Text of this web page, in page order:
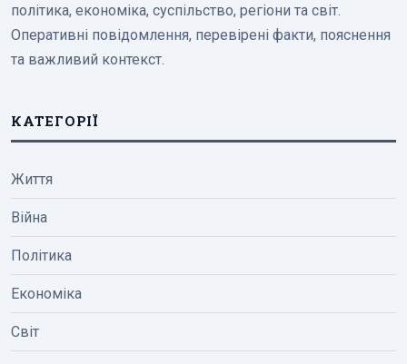
політика, економіка, суспільство, регіони та світ.
Оперативні повідомлення, перевірені факти, пояснення
та важливий контекст.
КАТЕГОРІЇ
Життя
Війна
Політика
Економіка
Світ